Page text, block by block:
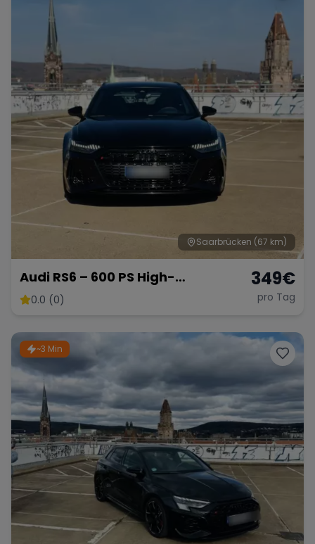
Saarbrücken (67 km)
Audi RS6 – 600 PS High-
Performance Kombi
0.0 (0)
349€
pro Tag
~3 Min